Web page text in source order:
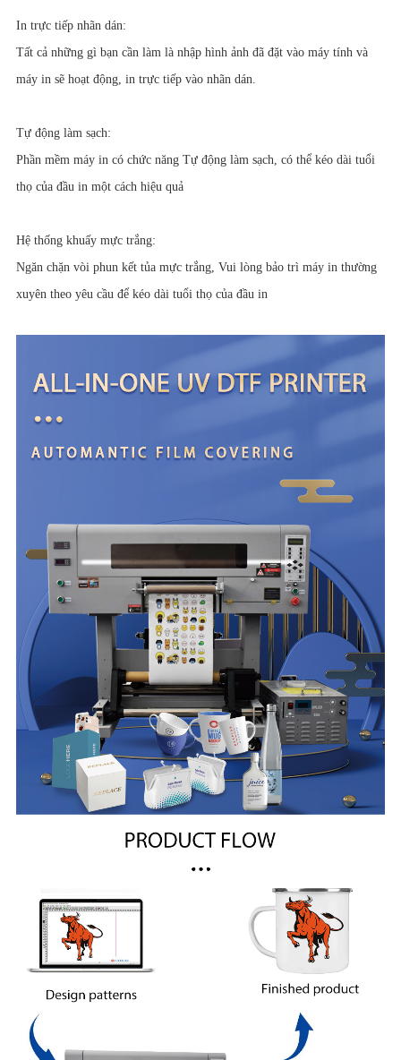
In trực tiếp nhãn dán:
Tất cả những gì bạn cần làm là nhập hình ảnh đã đặt vào máy tính và
máy in sẽ hoạt động, in trực tiếp vào nhãn dán.
Tự động làm sạch:
Phần mềm máy in có chức năng Tự động làm sạch, có thể kéo dài tuổi
thọ của đầu in một cách hiệu quả
Hệ thống khuấy mực trắng:
Ngăn chặn vòi phun kết tủa mực trắng, Vui lòng bảo trì máy in thường
xuyên theo yêu cầu để kéo dài tuổi thọ của đầu in